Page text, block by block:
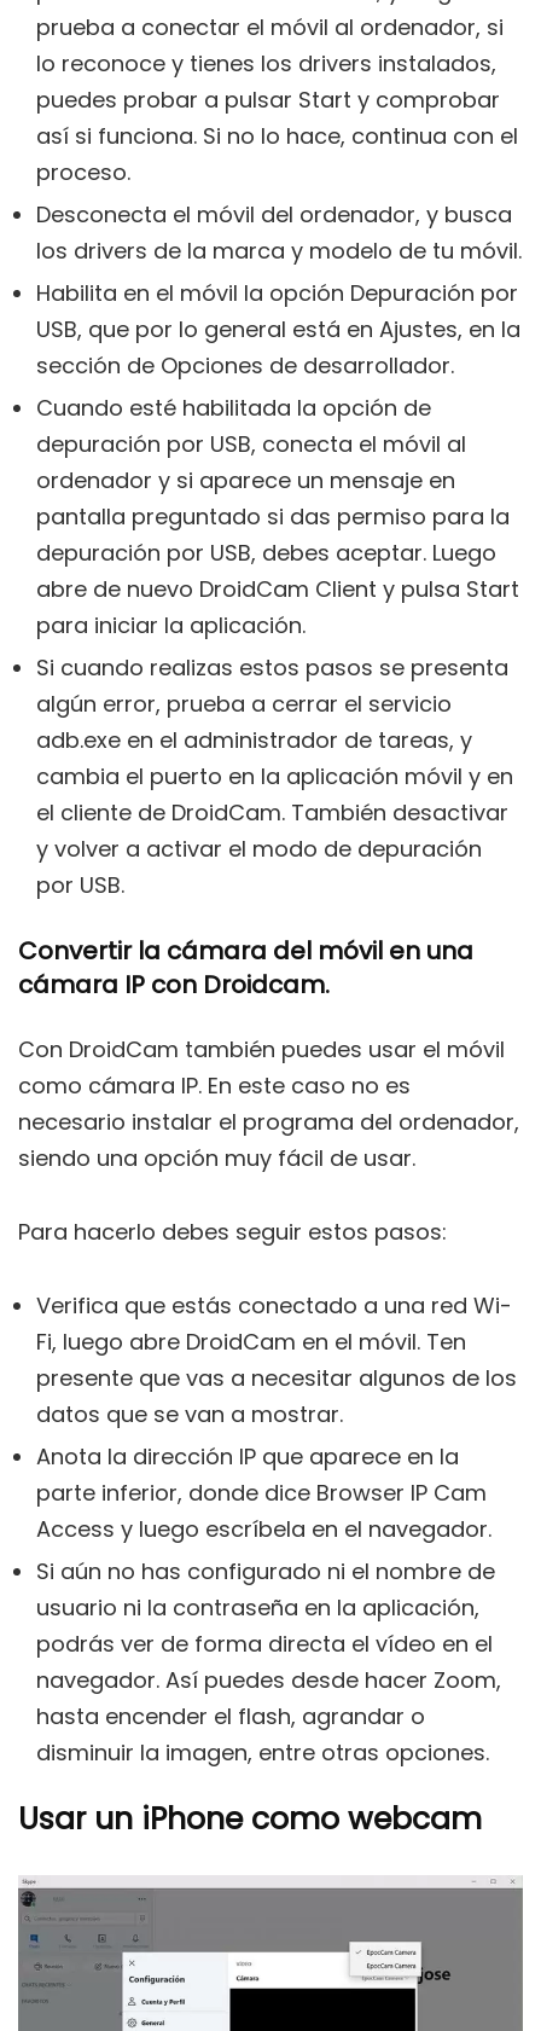
prueba a conectar el móvil al ordenador, si
lo reconoce y tienes los drivers instalados,
puedes probar a pulsar Start y comprobar
así si funciona. Si no lo hace, continua con el
proceso.
Desconecta el móvil del ordenador, y busca
los drivers de la marca y modelo de tu móvil.
Habilita en el móvil la opción Depuración por
USB, que por lo general está en Ajustes, en la
sección de Opciones de desarrollador.
Cuando esté habilitada la opción de
depuración por USB, conecta el móvil al
ordenador y si aparece un mensaje en
pantalla preguntado si das permiso para la
depuración por USB, debes aceptar. Luego
abre de nuevo DroidCam Client y pulsa Start
para iniciar la aplicación.
Si cuando realizas estos pasos se presenta
algún error, prueba a cerrar el servicio
adb.exe en el administrador de tareas, y
cambia el puerto en la aplicación móvil y en
el cliente de DroidCam. También desactivar
y volver a activar el modo de depuración
por USB.
Convertir la cámara del móvil en una
cámara IP con Droidcam.
Con DroidCam también puedes usar el móvil
como cámara IP. En este caso no es
necesario instalar el programa del ordenador,
siendo una opción muy fácil de usar.
Para hacerlo debes seguir estos pasos:
Verifica que estás conectado a una red Wi-
Fi, luego abre DroidCam en el móvil. Ten
presente que vas a necesitar algunos de los
datos que se van a mostrar.
Anota la dirección IP que aparece en la
parte inferior, donde dice Browser IP Cam
Access y luego escríbela en el navegador.
Si aún no has configurado ni el nombre de
usuario ni la contraseña en la aplicación,
podrás ver de forma directa el vídeo en el
navegador. Así puedes desde hacer Zoom,
hasta encender el flash, agrandar o
disminuir la imagen, entre otras opciones.
Usar un iPhone como webcam